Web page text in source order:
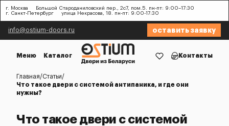
г. Москва
Большой Староданиловский пер., 2с7, пом.5. пн-пт: 9:00–17:30
г. Санкт-Петербург
улица Некрасова, 18. пн-пт: 9:00-17:30
info@ostium-doors.ru оставить заявку
Меню Каталог Контакты
Главная Статьи
Что такое двери с системой антипаника, и где они
нужны?
Что такое двери с системой